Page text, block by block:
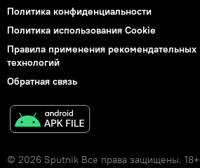
Политика конфиденциальности
Политика использования Cookie
Правила применения рекомендательных
технологий
Обратная связь
© 2026 Sputnik Все права защищены. 18+